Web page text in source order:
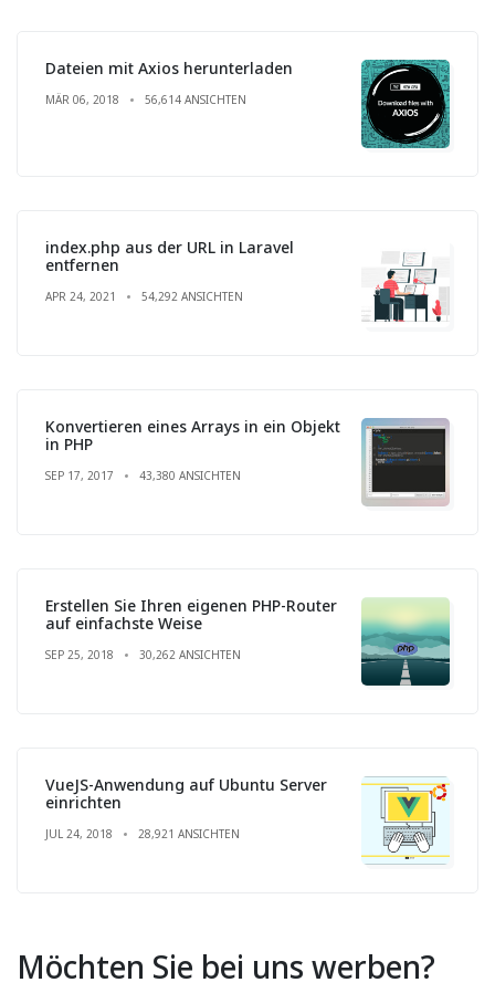
Dateien mit Axios herunterladen
MÄR 06, 2018 56,614 ANSICHTEN
index.php aus der URL in Laravel
entfernen
APR 24, 2021 54,292 ANSICHTEN
Konvertieren eines Arrays in ein Objekt
in PHP
SEP 17, 2017 43,380 ANSICHTEN
Erstellen Sie Ihren eigenen PHP-Router
auf einfachste Weise
SEP 25, 2018 30,262 ANSICHTEN
VueJS-Anwendung auf Ubuntu Server
einrichten
JUL 24, 2018 28,921 ANSICHTEN
Möchten Sie bei uns werben?